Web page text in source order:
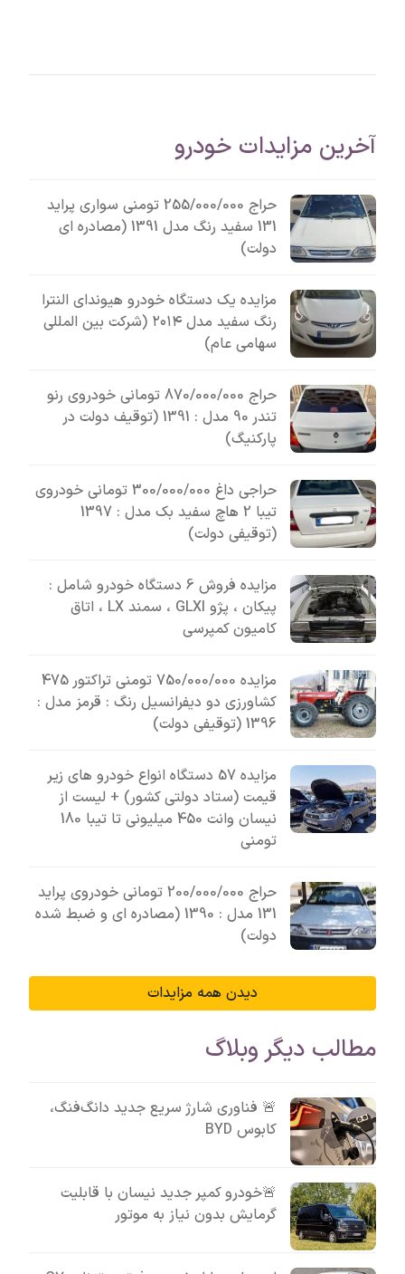
آخرین مزایدات خودرو
حراج 255/000/000 تومنی سواری پراید
131 سفید رنگ مدل 1391 (مصادره ای
دولت)
مزایده یک دستگاه خودرو هیوندای النترا
رنگ سفید مدل ۲۰۱۴ (شرکت بین المللی
سهامی عام)
حراج 870/000/000 تومانی خودروی رنو
تندر 90 مدل : 1391 (توقیف دولت در
پارکنیگ)
حراجی داغ 300/000/000 تومانی خودروی
تیبا 2 هاچ سفید بک مدل : 1397
(توقیفی دولت)
مزایده فروش 6 دستگاه خودرو شامل :
پیکان ، پژو GLXI ، سمند LX ، اتاق
کامیون کمپرسی
مزایده 750/000/000 تومنی تراکتور 475
کشاورزی دو دیفرانسیل رنگ : قرمز مدل :
1396 (توقیفی دولت)
مزایده 57 دستگاه انواع خودرو های زیر
قیمت (ستاد دولتی کشور) + لیست از
نیسان وانت 450 میلیونی تا تیبا 180
تومنی
حراج 200/000/000 تومانی خودروی پراید
131 مدل : 1390 (مصادره ای و ضبط شده
دولت)
دیدن همه مزایدات
مطالب دیگر وبلاگ
🚨 فناوری شارژ سریع جدید دانگ‌فنگ،
کابوس BYD
🚨خودرو کمپر جدید نیسان با قابلیت
گرمایش بدون نیاز به موتور